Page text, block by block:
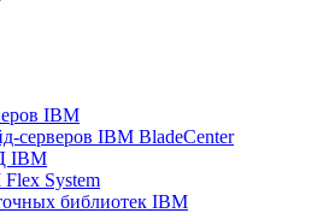
IBM
серверов IBM BladeCenter
IBM
System
библиотек IBM